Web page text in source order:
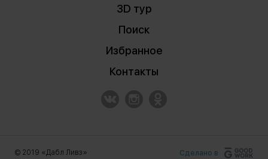
3D тур
Поиск
Избранное
Контакты
© 2019 «Дабл Ливз» Сделано в